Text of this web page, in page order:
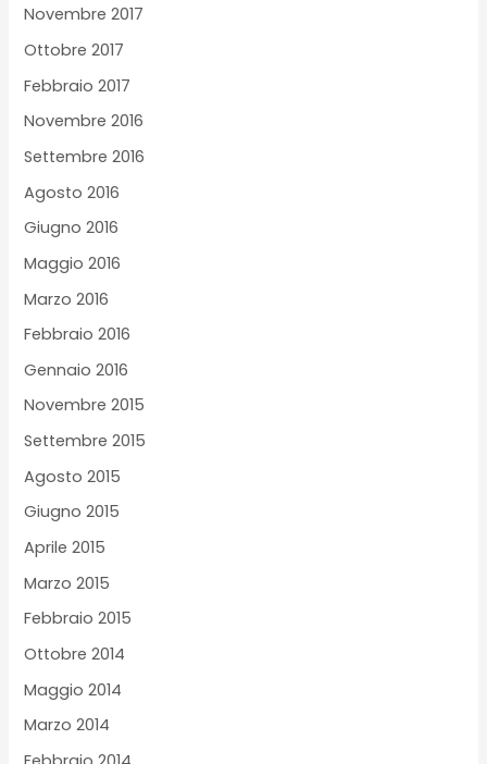
Novembre 2017
Ottobre 2017
Febbraio 2017
Novembre 2016
Settembre 2016
Agosto 2016
Giugno 2016
Maggio 2016
Marzo 2016
Febbraio 2016
Gennaio 2016
Novembre 2015
Settembre 2015
Agosto 2015
Giugno 2015
Aprile 2015
Marzo 2015
Febbraio 2015
Ottobre 2014
Maggio 2014
Marzo 2014